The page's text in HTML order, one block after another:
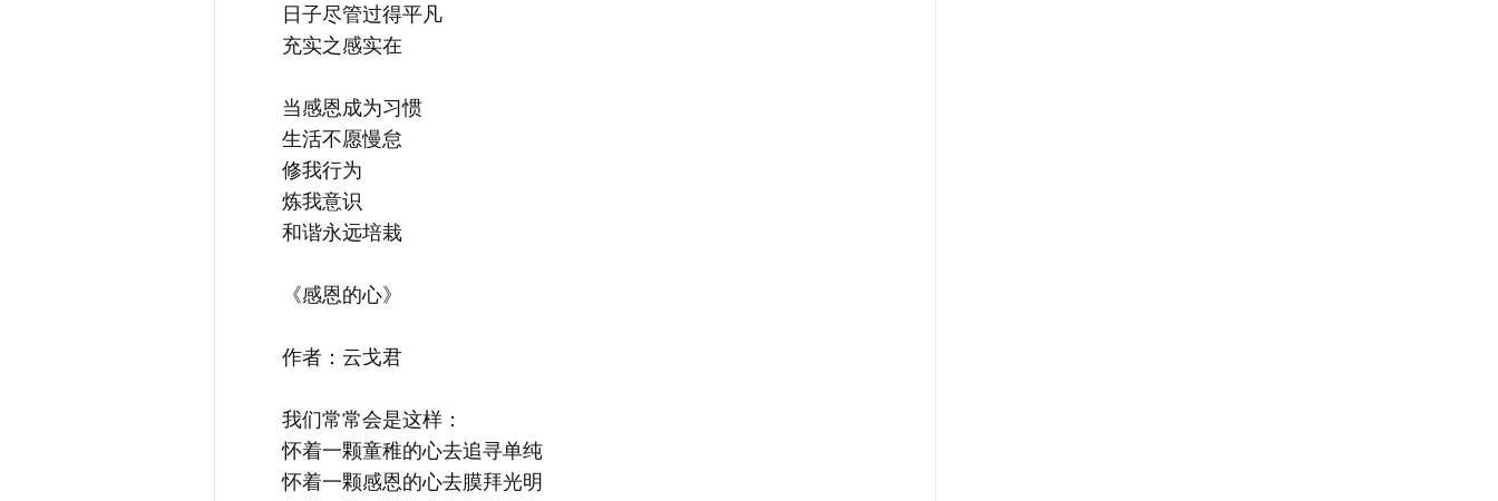
日子尽管过得平凡
充实之感实在
当感恩成为习惯
生活不愿慢怠
修我行为
炼我意识
和谐永远培栽
《感恩的心》
作者：云戈君
我们常常会是这样：
怀着一颗童稚的心去追寻单纯
怀着一颗感恩的心去膜拜光明